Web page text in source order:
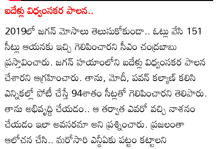
ఐదేళ్లు విధ్వంసకర పాలన..
2019లో జగన్ మోసాలు తెలుసుకోకుండా.. ఓట్లు వేసి 151
సీట్లు ఆయనకు ఇచ్చి గెలిపించారని సీఎం చంద్రబాబు
ప్రస్తావించారు. జగన్ హయాంలోని ఐదేళ్లు విధ్వంసకర పాలన
చేశారని ఆగ్రహించారు. తాను, మోదీ, పవన్ కల్యాణ్ కలిసి
ఎన్నికల్లో పోటీ చేస్తే 94శాతం సీట్లతో గెలిపించారని తెలిపారు.
తాను అభివృద్ది చేయడం.. ఆ తర్వాత ఎవరో వచ్చి నాశనం
చేయడం ఇలా అవసరమా అని ప్రశ్నించారు. ప్రజలంతా
ఆలోచన చేసి.. మరోసారి ఎన్డీఏకు పట్టం కట్టాలని